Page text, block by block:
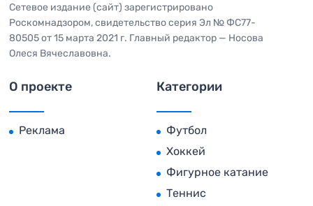
Сетевое издание (сайт) зарегистрировано
Роскомнадзором, свидетельство серия Эл № ФС77-
80505 от 15 марта 2021 г. Главный редактор — Носова
Олеся Вячеславовна.
О проекте
Реклама
Категории
Футбол
Хоккей
Фигурное катание
Теннис